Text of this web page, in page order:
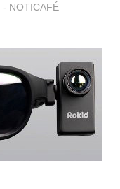
- NOTICAFÉ